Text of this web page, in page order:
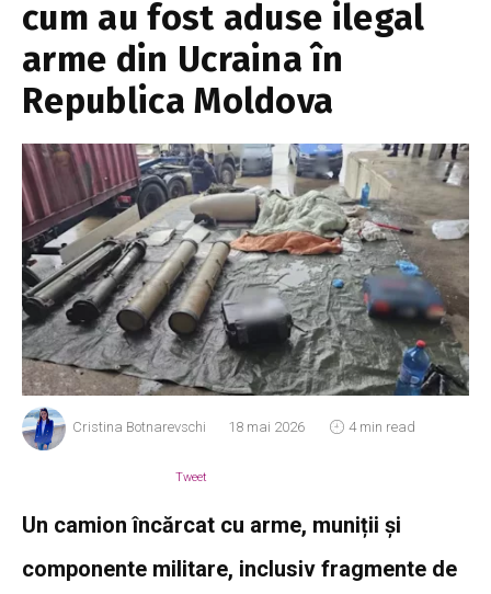
cum au fost aduse ilegal
arme din Ucraina în
Republica Moldova
Cristina Botnarevschi 18 mai 2026 4 min read
Tweet
Un camion încărcat cu arme, muniții și
componente militare, inclusiv fragmente de